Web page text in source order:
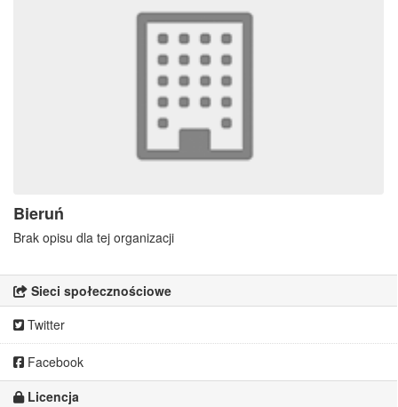
Bieruń
Brak opisu dla tej organizacji
Sieci społecznościowe
Twitter
Facebook
Licencja